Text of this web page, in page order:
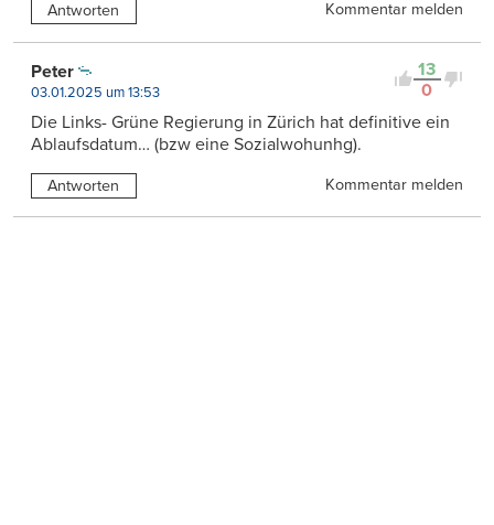
Antworten Kommentar melden
13
0
Peter
03.01.2025 um 13:53
Die Links- Grüne Regierung in Zürich hat definitive ein
Ablaufsdatum… (bzw eine Sozialwohunhg).
Antworten Kommentar melden